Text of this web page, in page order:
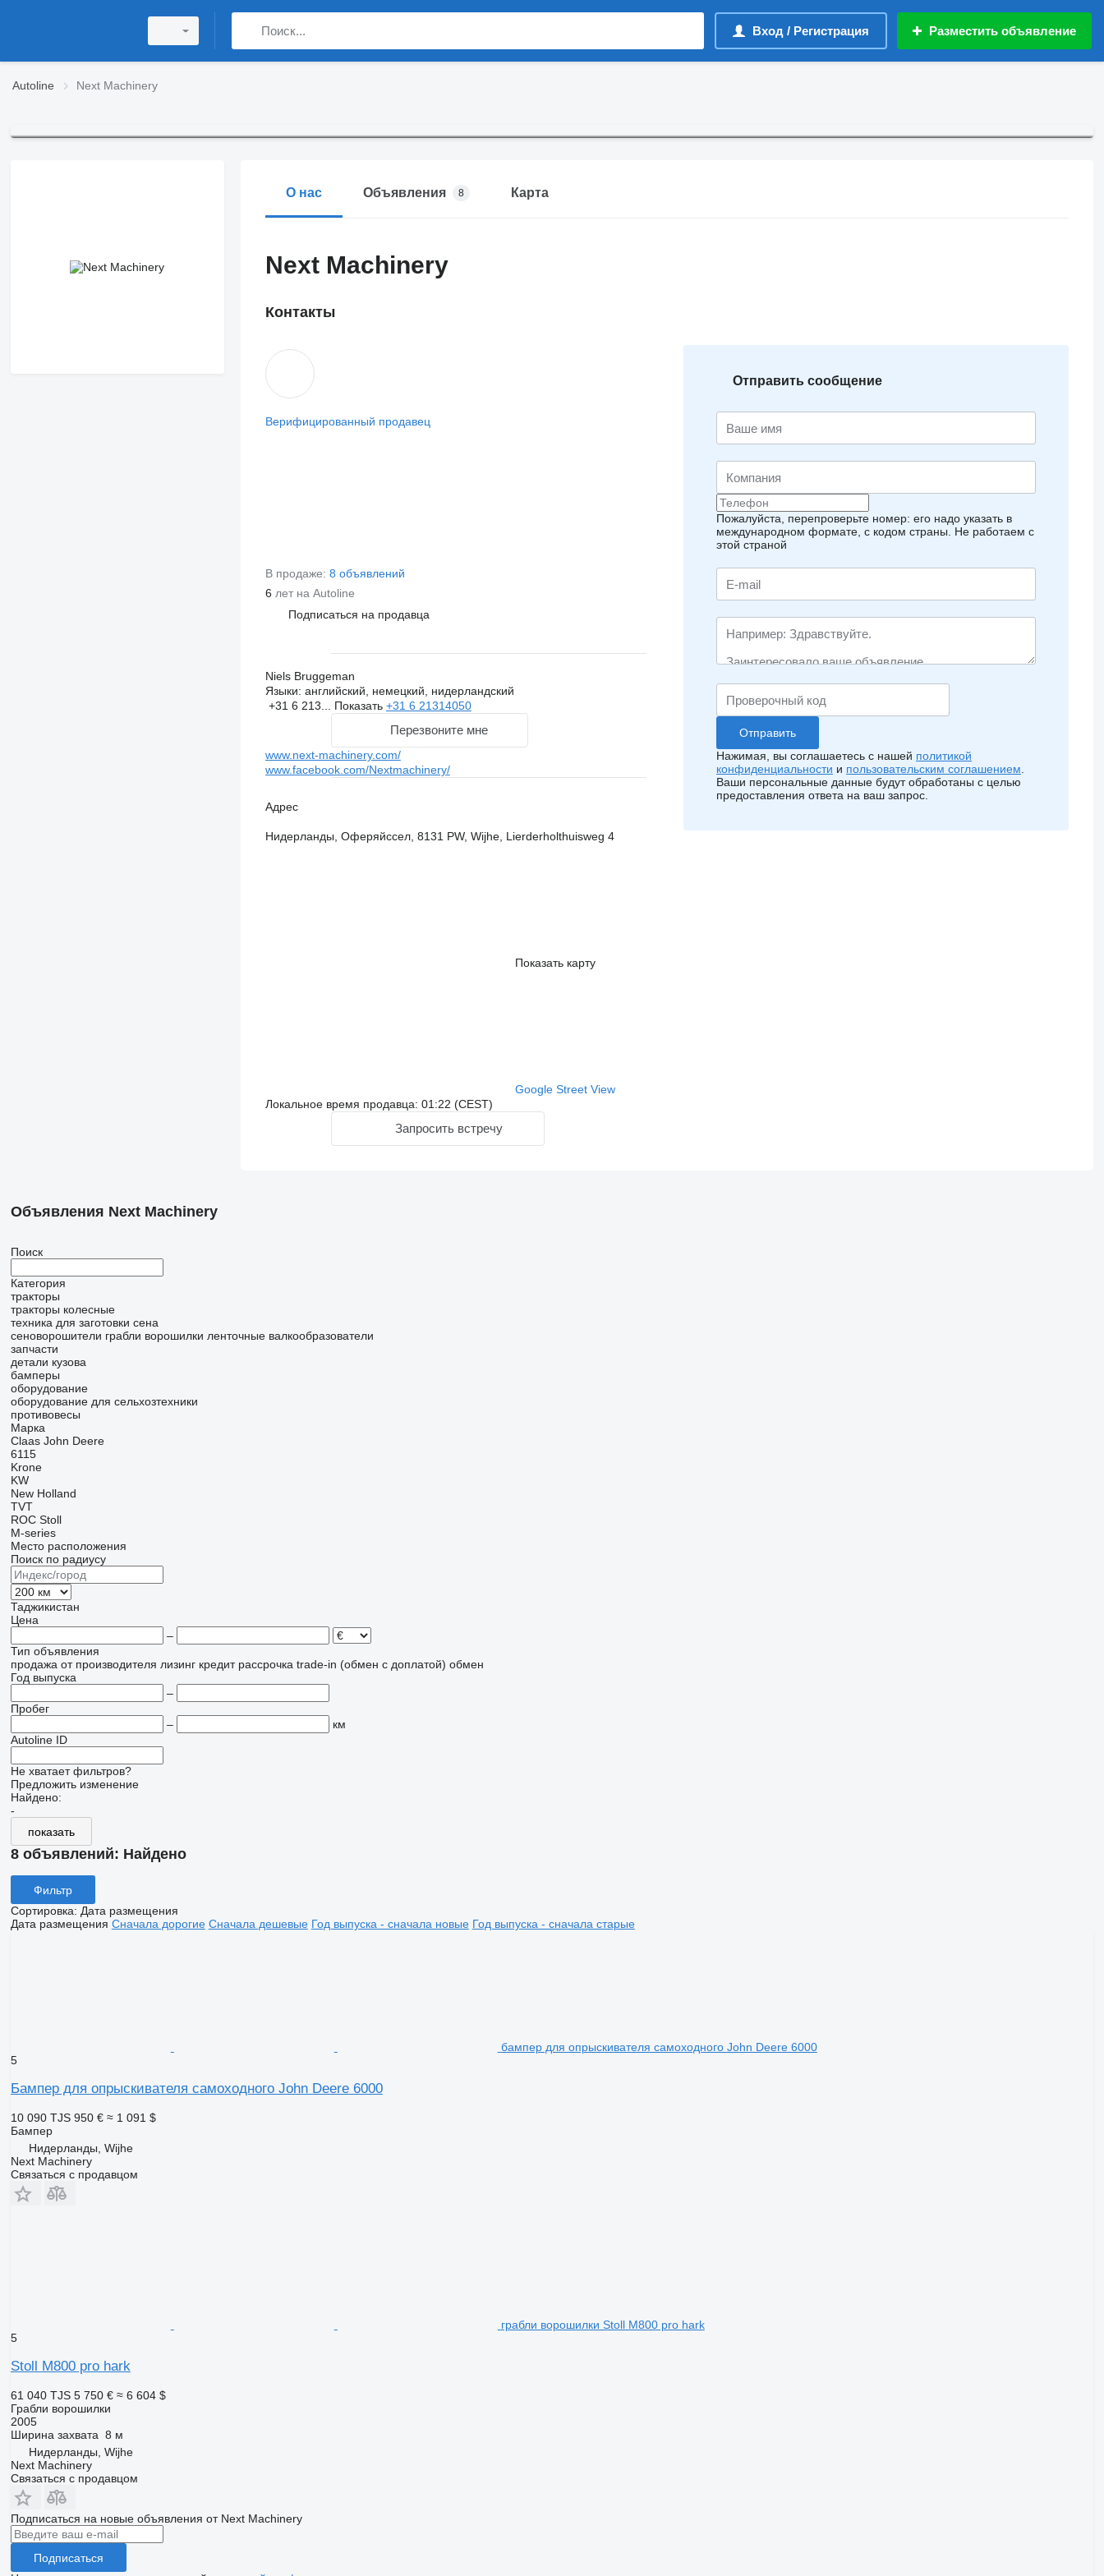
Вход / Регистрация Разместить объявление
Autoline Next Machinery
О нас Объявления 8 Карта
Next Machinery
Контакты
Верифицированный продавец
В продаже: 8 объявлений
6 лет на Autoline
Подписаться на продавца
Niels Bruggeman
Языки: английский, немецкий, нидерландский
+31 6 213... Показать +31 6 21314050
Перезвоните мне
www.next-machinery.com/
www.facebook.com/Nextmachinery/
Адрес
Нидерланды, Оферяйссел, 8131 PW, Wijhe, Lierderholthuisweg 4
Показать карту
Google Street View
Локальное время продавца: 01:22 (CEST)
Запросить встречу
Отправить сообщение
Пожалуйста, перепроверьте номер: его надо указать в
международном формате, с кодом страны.
Не работаем с
этой страной
Нажимая, вы соглашаетесь с нашей политикой
конфиденциальности и пользовательским соглашением
Ваши персональные данные будут обработаны с целью
предоставления ответа на ваш запрос.
Объявления Next Machinery
Поиск
Категория
тракторы
тракторы колесные
техника для заготовки сена
сеноворошители грабли ворошилки ленточные валкообразователи
запчасти
детали кузова
бамперы
оборудование
оборудование для сельхозтехники
противовесы
Марка
Claas John Deere
6115
Krone
KW
New Holland
TVT
ROC Stoll
M-series
Место расположения
Поиск по радиусу
Таджикистан
Цена
–
Тип объявления
продажа от производителя лизинг кредит рассрочка trade-in (обмен с доплатой) обмен
Год выпуска
–
Пробег
–
км
Autoline ID
Не хватает фильтров?
Предложить изменение
Найдено:
-
показать
8 объявлений: Найдено
Фильтр
Сортировка: Дата размещения
Дата размещения Сначала дорогие Сначала дешевые Год выпуска - сначала новые Год выпуска - сначала старые
бампер для опрыскивателя самоходного John Deere 6000
5
Бампер для опрыскивателя самоходного John Deere 6000
10 090 TJS 950 € ≈ 1 091 $
Бампер
Нидерланды, Wijhe
Next Machinery
Связаться с продавцом
грабли ворошилки Stoll M800 pro hark
5
Stoll M800 pro hark
61 040 TJS 5 750 € ≈ 6 604 $
Грабли ворошилки
2005
Ширина захвата 8 м
Нидерланды, Wijhe
Next Machinery
Связаться с продавцом
Подписаться на новые объявления от Next Machinery
Подписаться